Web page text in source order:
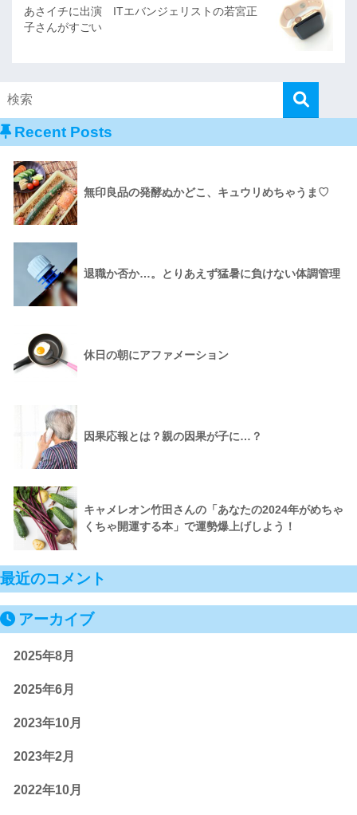
あさイチに出演 ITエバンジェリストの若宮正
子さんがすごい
Recent Posts
無印良品の発酵ぬかどこ、キュウリめちゃうま♡
退職か否か…。とりあえず猛暑に負けない体調管理
休日の朝にアファメーション
因果応報とは？親の因果が子に…？
キャメレオン竹田さんの「あなたの2024年がめちゃ
くちゃ開運する本」で運勢爆上げしよう！
最近のコメント
アーカイブ
2025年8月
2025年6月
2023年10月
2023年2月
2022年10月